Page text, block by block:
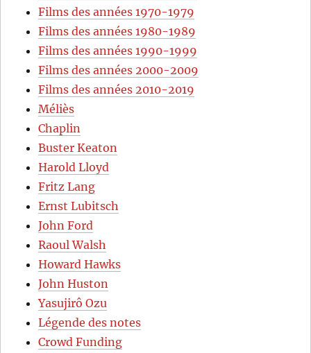
Films des années 1970-1979
Films des années 1980-1989
Films des années 1990-1999
Films des années 2000-2009
Films des années 2010-2019
Méliès
Chaplin
Buster Keaton
Harold Lloyd
Fritz Lang
Ernst Lubitsch
John Ford
Raoul Walsh
Howard Hawks
John Huston
Yasujirô Ozu
Légende des notes
Crowd Funding